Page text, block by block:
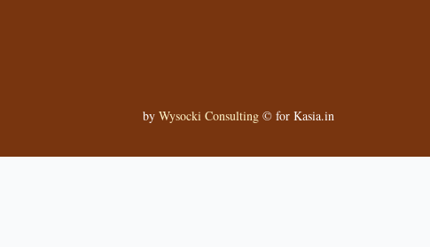
by Wysocki Consulting© for Kasia.in